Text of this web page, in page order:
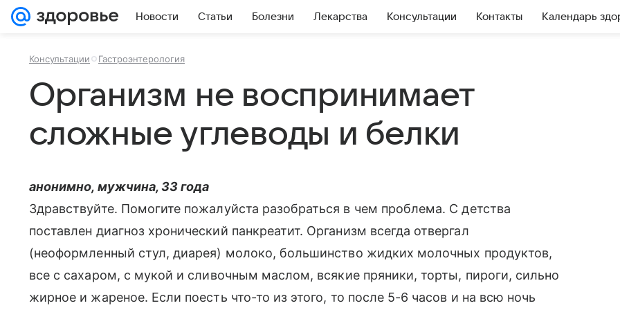
Новости Статьи Болезни Лекарства Консультации Контакты Календарь
Консультации Гастроэнтерология
Организм не воспринимает
сложные углеводы и белки
анонимно, мужчина, 33 года
Здравствуйте. Помогите пожалуйста разобраться в чем проблема. С детства
поставлен диагноз хронический панкреатит. Организм всегда отвергал
(неоформленный стул, диарея) молоко, большинство жидких молочных продуктов,
все с сахаром, с мукой и сливочным маслом, всякие пряники, торты, пироги, сильно
жирное и жареное. Если поесть что-то из этого, то после 5-6 часов и на всю ночь